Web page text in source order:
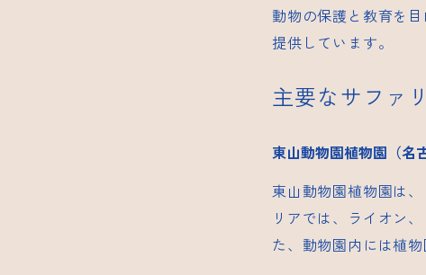
動物の保護と教育を
提供しています。
主要なサファ
東山動物園植物園（名
東山動物園植物園は
リアでは、ライオン
た、動物園内には植